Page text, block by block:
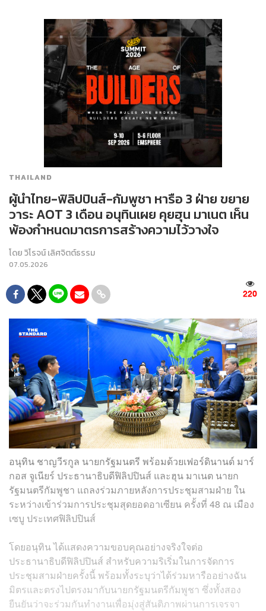
THAILAND
ผู้นำไทย-ฟิลิปปินส์-กัมพูชา หารือ 3 ฝ่าย ขยาย
วาระ AOT 3 เดือน อนุทินเผย คุยฮุน มาเนต เห็น
พ้องกำหนดมาตรการสร้างความไว้วางใจ
โดยวิโรจน์ เลิศจิตต์ธรรม
07.05.2026
220
อนุทิน ชาญวีรกูล นายกรัฐมนตรี พร้อมด้วยเฟอร์ดินานด์ มาร์
กอส จูเนียร์ ประธานาธิบดีฟิลิปปินส์ และฮุน มาเนต นายก
รัฐมนตรีกัมพูชา แถลงร่วมภายหลังการประชุมสามฝ่าย ใน
ระหว่างเข้าร่วมการประชุมสุดยอดอาเซียน ครั้งที่ 48 ณ เมือง
เซบู ประเทศฟิลิปปินส์
โดยอนุทิน ได้แสดงความขอบคุณอย่างจริงใจต่อ
ประธานาธิบดีฟิลิปปินส์ สำหรับความริเริ่มในการจัดการ
ประชุมสามฝ่ายครั้งนี้ พร้อมทั้งระบุว่าได้ร่วมหารืออย่างฉัน
มิตรและตรงไปตรงมากับนายกรัฐมนตรีกัมพูชา ซึ่งทั้งสอง
ยืนยันว่าจะร่วมกันทำงานเพื่อมุ่งสู่สันติภาพผ่านการเจรจา